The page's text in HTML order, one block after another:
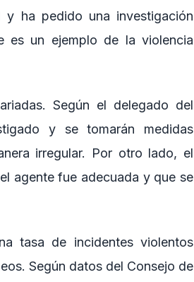
ha pedido una investigación
es un ejemplo de la violencia
Según el delegado del
y se tomarán medidas
irregular. Por otro lado, el
agente fue adecuada y que se
tasa de incidentes violentos
Según datos del Consejo de